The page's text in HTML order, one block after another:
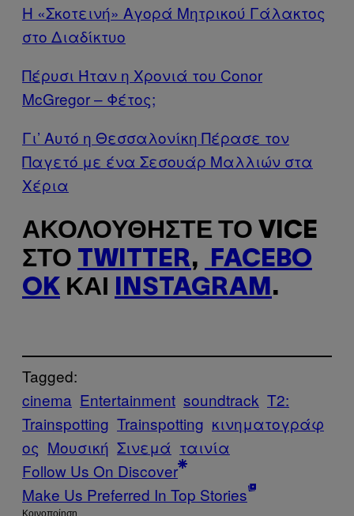
Η «Σκοτεινή» Αγορά Μητρικού Γάλακτος
στο Διαδίκτυο
Πέρυσι Ήταν η Χρονιά του Conor
McGregor – Φέτος;
Γι’ Αυτό η Θεσσαλονίκη Πέρασε τον
Παγετό με ένα Σεσουάρ Μαλλιών στα
Χέρια
ΑΚΟΛΟΥΘΉΣΤΕ ΤΟ VICE
ΣΤΟ TWITTER,
FACEBO
OK ΚΑΙ INSTAGRAM .
Tagged:
cinema Entertainment soundtrack T2:
Trainspotting Trainspotting κινηματογράφ
ος Μουσική Σινεμά ταινία
Follow Us On Discover
Make Us Preferred In Top Stories